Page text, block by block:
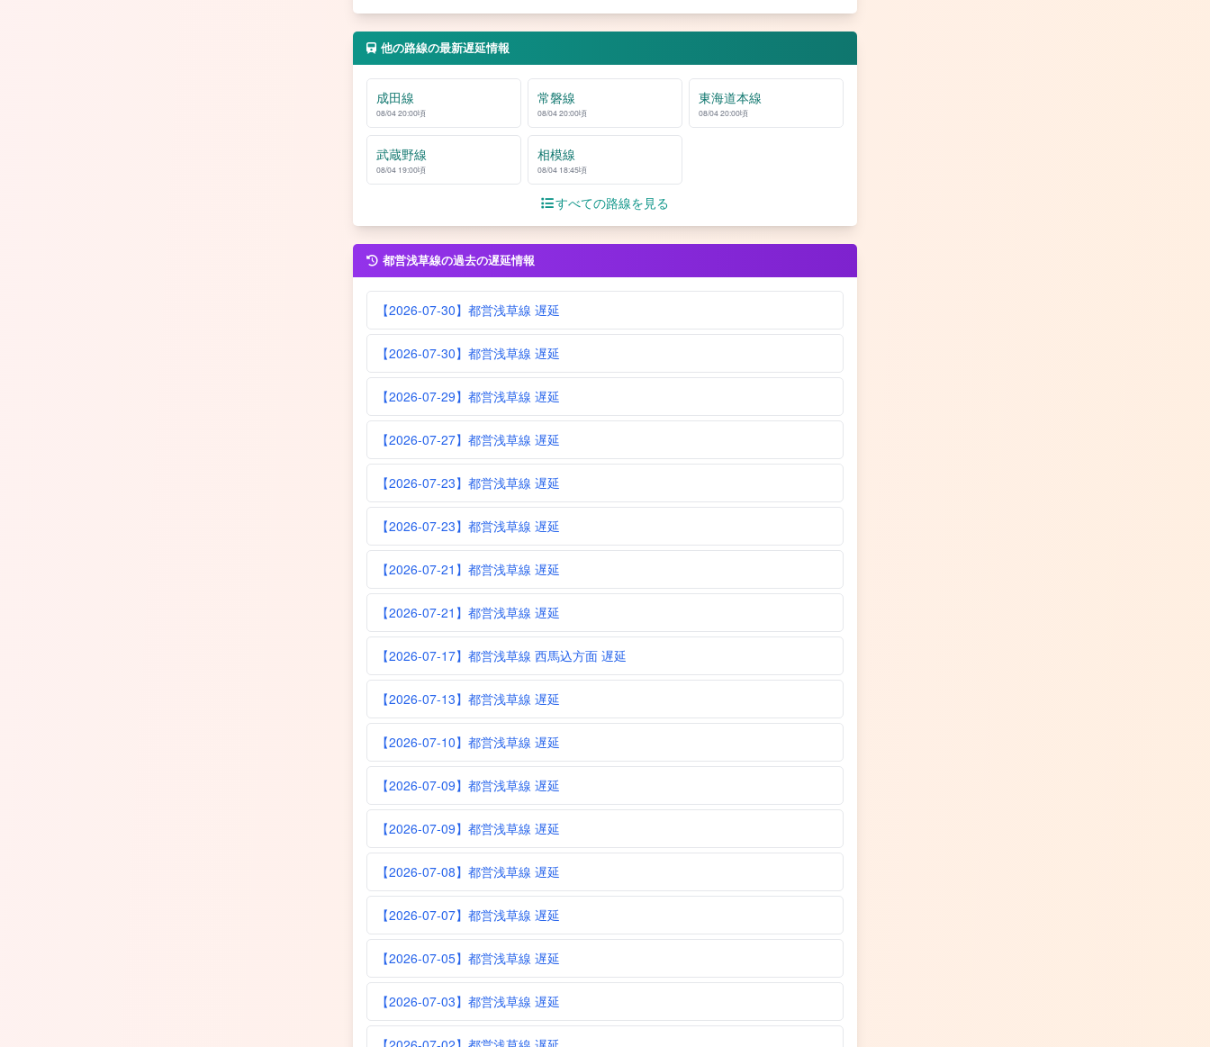
他の路線の最新遅延情報
成田線
08/04 20:00頃
常磐線
08/04 20:00頃
東海道本線
08/04 20:00頃
武蔵野線
08/04 19:00頃
相模線
08/04 18:45頃
すべての路線を見る
都営浅草線の過去の遅延情報
【2026-07-30】都営浅草線 遅延
【2026-07-30】都営浅草線 遅延
【2026-07-29】都営浅草線 遅延
【2026-07-27】都営浅草線 遅延
【2026-07-23】都営浅草線 遅延
【2026-07-23】都営浅草線 遅延
【2026-07-21】都営浅草線 遅延
【2026-07-21】都営浅草線 遅延
【2026-07-17】都営浅草線 西馬込方面 遅延
【2026-07-13】都営浅草線 遅延
【2026-07-10】都営浅草線 遅延
【2026-07-09】都営浅草線 遅延
【2026-07-09】都営浅草線 遅延
【2026-07-08】都営浅草線 遅延
【2026-07-07】都営浅草線 遅延
【2026-07-05】都営浅草線 遅延
【2026-07-03】都営浅草線 遅延